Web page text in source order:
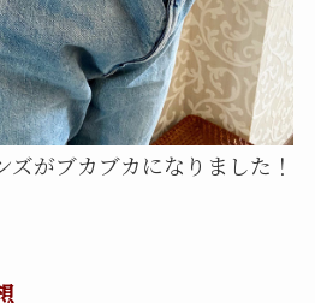
ズがブカブカになりました！